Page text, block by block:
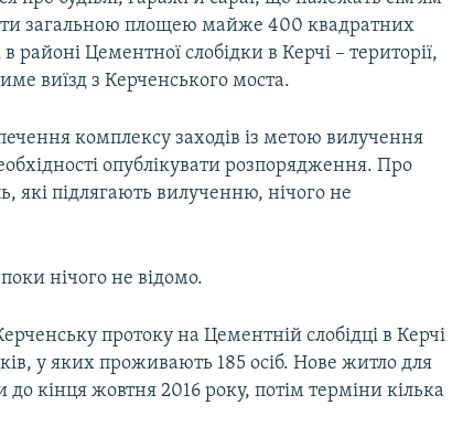
загальною площею майже 400 квадратних
районі Цементної слобідки в Керчі – території,
виїзд з Керченського моста.
комплексу заходів із метою вилучення
опублікувати розпорядження. Про
які підлягають вилученню, нічого не
нічого не відомо.
протоку на Цементній слобідці в Керчі
у яких проживають 185 осіб. Нове житло для
до кінця жовтня 2016 року, потім терміни кілька